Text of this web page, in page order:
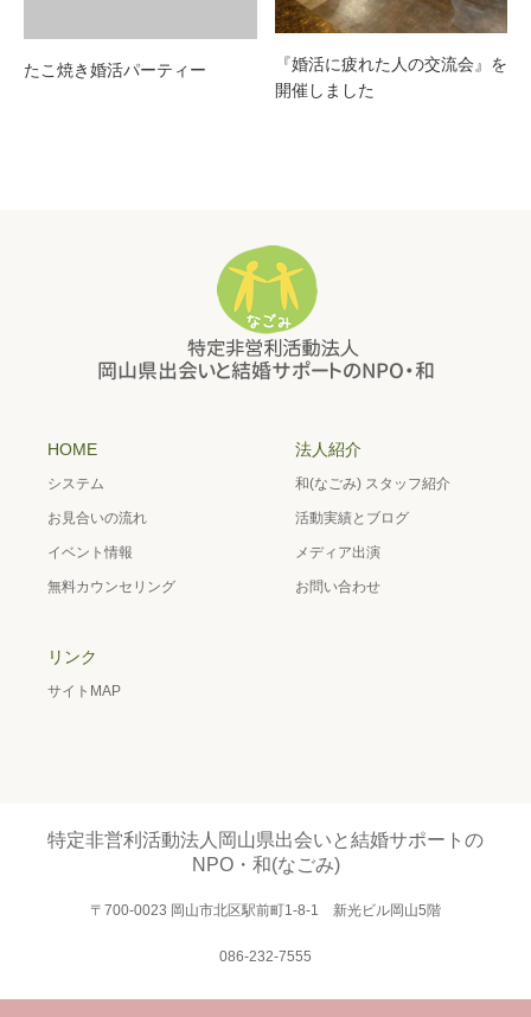
たこ焼き婚活パーティー
『婚活に疲れた人の交流会』を
開催しました
HOME
システム
お見合いの流れ
イベント情報
無料カウンセリング
法人紹介
和(なごみ) スタッフ紹介
活動実績とブログ
メディア出演
お問い合わせ
リンク
サイトMAP
特定非営利活動法人岡山県出会いと結婚サポートの
NPO・和(なごみ)
〒700-0023 岡山市北区駅前町1-8-1 新光ビル岡山5階
086-232-7555